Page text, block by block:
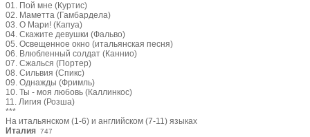
01. Пой мне (Куртис)
02. Маметта (Гамбардела)
03. О Мари! (Капуа)
04. Скажите девушки (Фальво)
05. Освещенное окно (итальянская песня)
06. Влюбленный солдат (Каннио)
07. Сжалься (Портер)
08. Сильвия (Спикс)
09. Однажды (Фримль)
10. Ты - моя любовь (Каллинкос)
11. Лигия (Розша)
***
На итальянском (1-6) и английском (7-11) языках
Италия 747